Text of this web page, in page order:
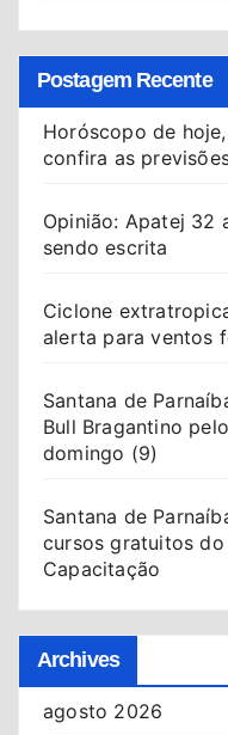
Postagem Recente
Horóscopo de
confira as
Opinião: Apatej 32
sendo escrita
Ciclone
alerta para ventos
Santana de
Bull Bragantino
domingo (9)
Santana de
cursos gratuitos
Capacitação
Archives
agosto 2026